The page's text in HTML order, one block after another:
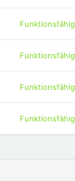
Funktionsfähig
Funktionsfähig
Funktionsfähig
Funktionsfähig